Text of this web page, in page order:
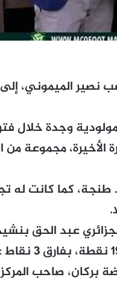
نصير الميموني،
وجدة خلال
الأخيرة، مجموعة من
كما كانت له
عبد الحق
في ترتيب الدوري الوطني